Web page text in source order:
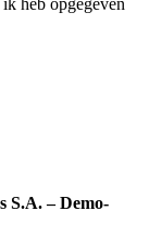
heb opgegeven
S.A. – Demo-